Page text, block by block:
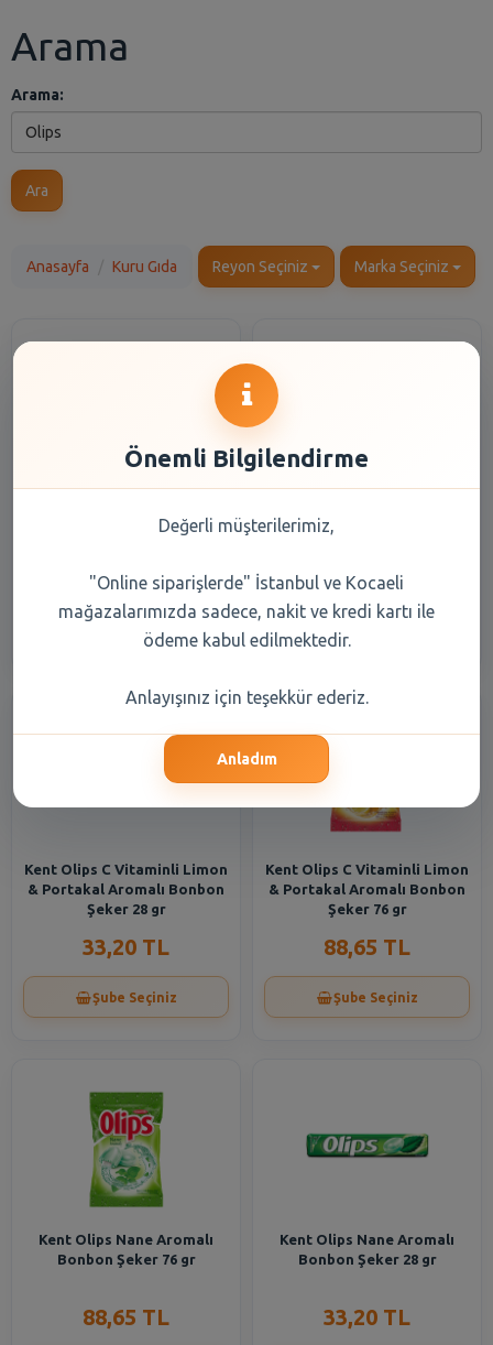
Arama
Arama:
Ara
Anasayfa Kuru Gıda Reyon Seçiniz Marka Seçiniz
Fresh 28 gr
33,20 TL
Bonbon 76 gr
88,65 TL
Kent Olips C Vitaminli Limon
& Portakal Aromalı Bonbon
Şeker 28 gr
33,20 TL
Şube Seçiniz
Kent Olips C Vitaminli Limon
& Portakal Aromalı Bonbon
Şeker 76 gr
88,65 TL
Şube Seçiniz
Kent Olips Nane Aromalı
Bonbon Şeker 76 gr
88,65 TL
Kent Olips Nane Aromalı
Bonbon Şeker 28 gr
33,20 TL
Önemli Bilgilendirme
Değerli müşterilerimiz,
"Online siparişlerde" İstanbul ve Kocaeli
mağazalarımızda sadece, nakit ve kredi kartı ile
ödeme kabul edilmektedir.
Anlayışınız için teşekkür ederiz.
Anladım